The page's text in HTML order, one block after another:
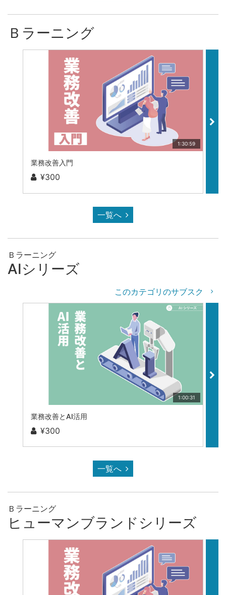
Ｂラーニング
1:30:59
業務改善入門
¥300
一覧へ
Ｂラーニング
AIシリーズ
このカテゴリのサブスク
1:00:31
業務改善とAI活用
¥300
一覧へ
Ｂラーニング
ヒューマンブランドシリーズ